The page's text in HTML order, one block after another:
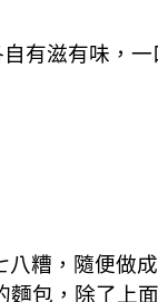
有滋有味，一
糟，隨便做
包，除了上